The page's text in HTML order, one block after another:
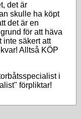
det är
skulle ha köpt
det är en
för att häva
inte säkert att
Alltså KÖP
i
förpliktar!